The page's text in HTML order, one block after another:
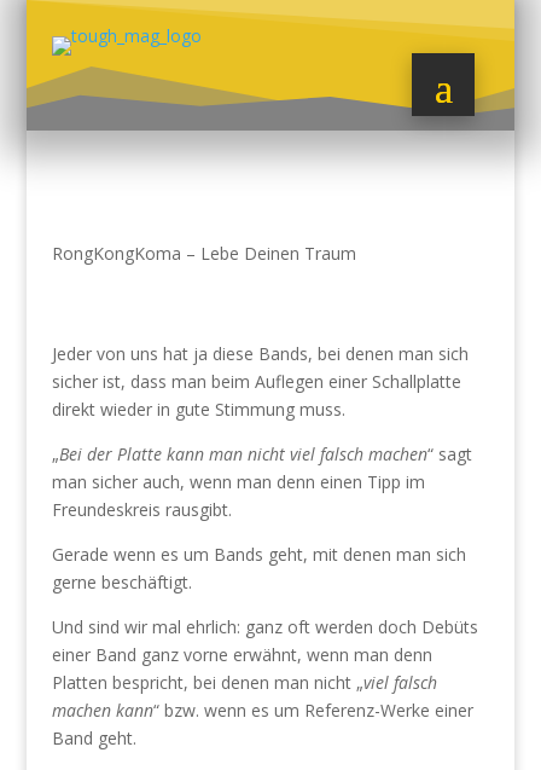
RongKongKoma – Lebe Deinen Traum
Jeder von uns hat ja diese Bands, bei denen man sich
sicher ist, dass man beim Auflegen einer Schallplatte
direkt wieder in gute Stimmung muss.
„Bei der Platte kann man nicht viel falsch machen“ sagt
man sicher auch, wenn man denn einen Tipp im
Freundeskreis rausgibt.
Gerade wenn es um Bands geht, mit denen man sich
gerne beschäftigt.
Und sind wir mal ehrlich: ganz oft werden doch Debüts
einer Band ganz vorne erwähnt, wenn man denn
Platten bespricht, bei denen man nicht „viel falsch
machen kann“ bzw. wenn es um Referenz-Werke einer
Band geht.